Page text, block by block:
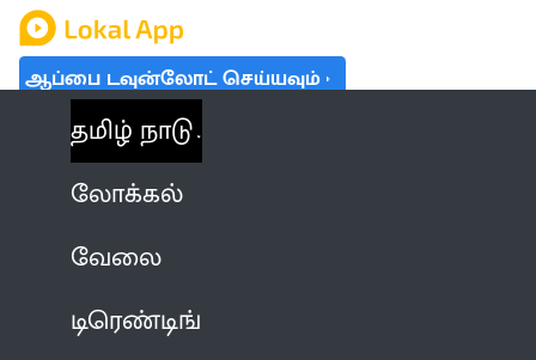
ஆப்பை டவுன்லோட் செய்யவும்
தமிழ் நாடு
லோக்கல்
வேலை
டிரெண்டிங்